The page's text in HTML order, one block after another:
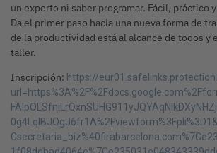
un experto ni saber programar. Fácil, práctico
Da el primer paso hacia una nueva forma de
de la productividad está al alcance de todos y
taller.
Inscripción: https://